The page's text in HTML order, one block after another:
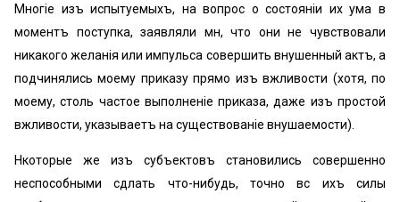
Многіе изъ испытуемыхъ, на вопрос о состояніи их ума в
моментъ поступка, заявляли мнѣ, что они не чувствовали
никакого желанія или импульса совершить внушенный актъ, а
подчинялись моему приказу прямо изъ вѣжливости (хотя, по
моему, столь частое выполненіе приказа, даже изъ простой
вѣжливости, указываетъ на существованіе внушаемости).
Нѣкоторые же изъ субъектовъ становились совершенно
неспособными сдѣлать что-нибудь, точно всѣ ихъ силы